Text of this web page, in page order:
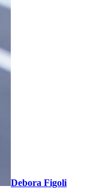
Debora Figoli